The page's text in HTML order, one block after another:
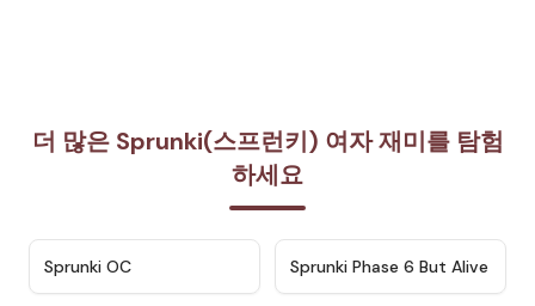
더 많은 Sprunki(스프런키) 여자 재미를 탐험
하세요
Sprunki OC ★ 4.9
Sprunki Phase 6 But Alive